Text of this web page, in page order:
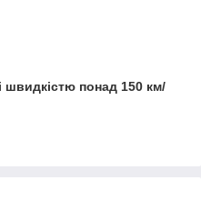
швидкістю понад 150 км/